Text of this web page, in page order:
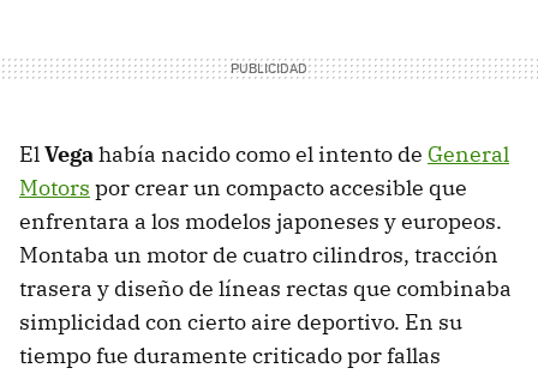
ElVegahabía nacido como el intento de General
Motors por crear un compacto accesible que
enfrentara a los modelos japoneses y europeos.
Montaba un motor de cuatro cilindros, tracción
trasera y diseño de líneas rectas que combinaba
simplicidad con cierto aire deportivo. En su
tiempo fue duramente criticado por fallas